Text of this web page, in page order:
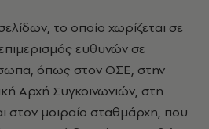
το οποίο χωρίζεται σε
ευθυνών σε
όπως στον OΣE, στην
Αρχή Συγκοινωνιών, στη
στον μοιραίο σταθμάρχη, που